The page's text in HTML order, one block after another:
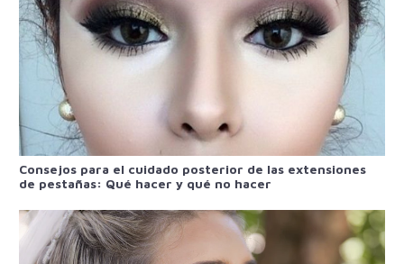
Consejos para el cuidado posterior de las extensiones
de pestañas: Qué hacer y qué no hacer